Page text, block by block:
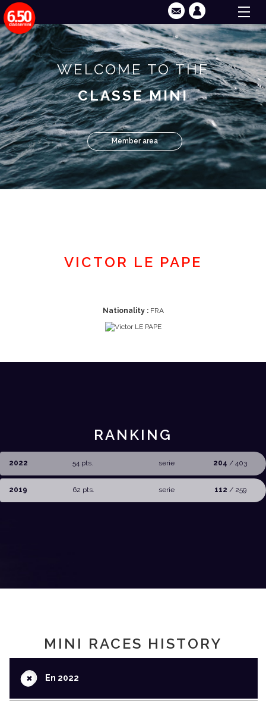
WELCOME TO THE
CLASSE MINI
Member area
VICTOR LE PAPE
Nationality :FRA
RANKING
2022 54 pts. serie 204 / 403
2019 62 pts. serie 112 / 259
MINI RACES HISTORY
+En 2022